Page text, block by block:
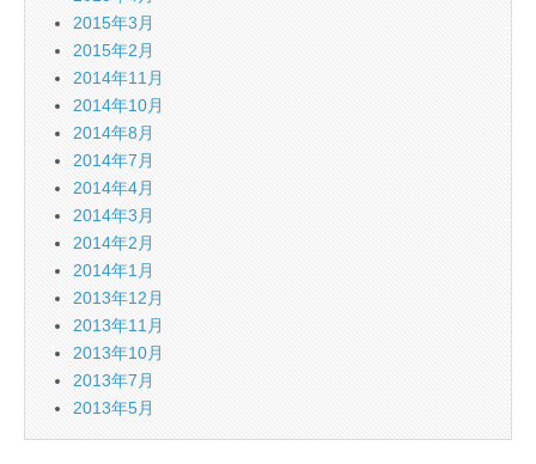
2015年3月
2015年2月
2014年11月
2014年10月
2014年8月
2014年7月
2014年4月
2014年3月
2014年2月
2014年1月
2013年12月
2013年11月
2013年10月
2013年7月
2013年5月